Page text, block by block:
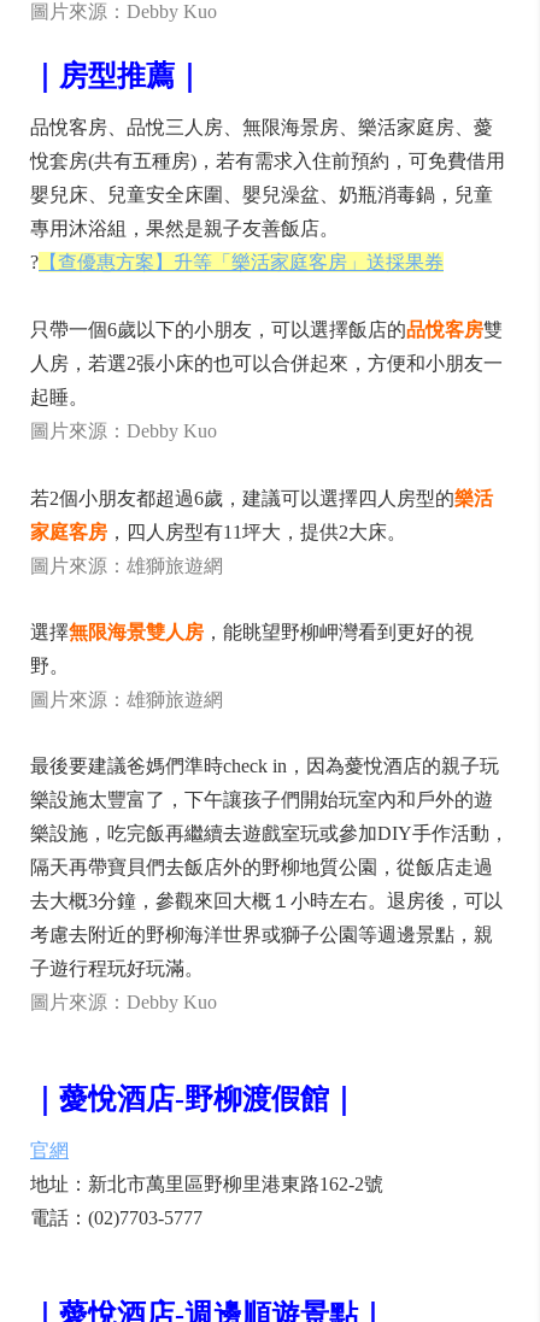
圖片來源：Debby Kuo
｜房型推薦｜
品悅客房、品悅三人房、無限海景房、樂活家庭房、薆
悅套房(共有五種房)，若有需求入住前預約，可免費借用
嬰兒床、兒童安全床圍、嬰兒澡盆、奶瓶消毒鍋，兒童
專用沐浴組，果然是親子友善飯店。
? 【查優惠方案】升等「樂活家庭客房」送採果券
只帶一個6歲以下的小朋友，可以選擇飯店的品悅客房雙
人房，若選2張小床的也可以合併起來，方便和小朋友一
起睡。
圖片來源：Debby Kuo
若2個小朋友都超過6歲，建議可以選擇四人房型的樂活
家庭客房 ，四人房型有11坪大，提供2大床。
圖片來源：雄獅旅遊網
選擇無限海景雙人房 ，能眺望野柳岬灣看到更好的視
野。
圖片來源：雄獅旅遊網
最後要建議爸媽們準時check in，因為薆悅酒店的親子玩
樂設施太豐富了，下午讓孩子們開始玩室內和戶外的遊
樂設施，吃完飯再繼續去遊戲室玩或參加DIY手作活動，
隔天再帶寶貝們去飯店外的野柳地質公園，從飯店走過
去大概3分鐘，參觀來回大概１小時左右。退房後，可以
考慮去附近的野柳海洋世界或獅子公園等週邊景點，親
子遊行程玩好玩滿。
圖片來源：Debby Kuo
｜薆悅酒店-野柳渡假館｜
官網
地址：新北市萬里區野柳里港東路162-2號
電話：(02)7703-5777
｜薆悅酒店-週邊順遊景點｜